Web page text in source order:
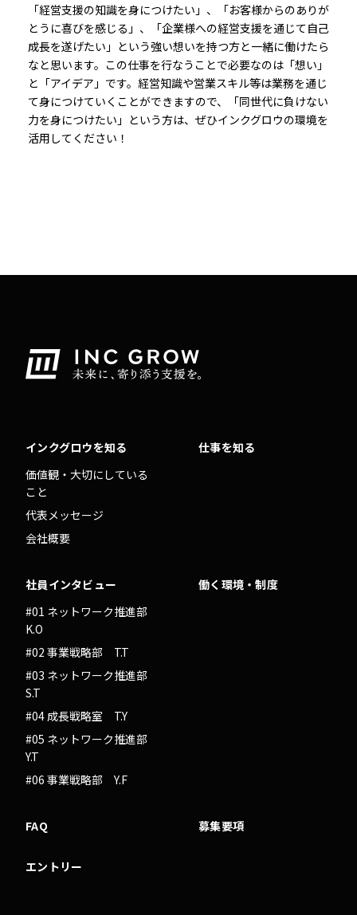
「経営支援の知識を身につけたい」、「お客様からのありが
とうに喜びを感じる」、「企業様への経営支援を通じて自己
成長を遂げたい」という強い想いを持つ方と一緒に働けたら
なと思います。この仕事を行なうことで必要なのは「想い」
と「アイデア」です。経営知識や営業スキル等は業務を通じ
て身につけていくことができますので、「同世代に負けない
力を身につけたい」という方は、ぜひインクグロウの環境を
活用してください！
インクグロウを知る
価値観・大切にしている
こと
代表メッセージ
会社概要
仕事を知る
社員インタビュー
#01 ネットワーク推進部
K.O
#02 事業戦略部 T.T
#03 ネットワーク推進部
S.T
#04 成長戦略室 T.Y
#05 ネットワーク推進部
Y.T
#06 事業戦略部 Y.F
働く環境・制度
FAQ 募集要項
エントリー